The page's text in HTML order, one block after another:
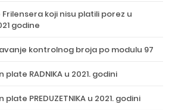
koji nisu platili porez u
godine
kontrolnog broja po modulu 97
RADNIKA u 2021. godini
PREDUZETNIKA u 2021. godini